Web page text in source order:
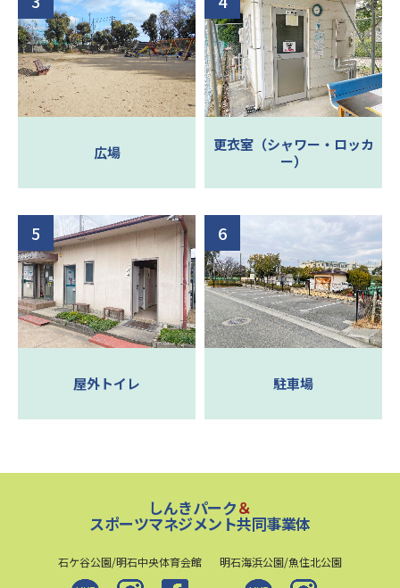
広場
更衣室（シャワー・ロッカ
ー）
屋外トイレ 駐車場
しんきパーク＆
スポーツマネジメント共同事業体
石ケ谷公園/明石中央体育会館 明石海浜公園/魚住北公園